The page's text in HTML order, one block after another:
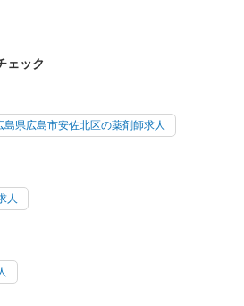
ェック
島県広島市安佐北区の薬剤師求人
人